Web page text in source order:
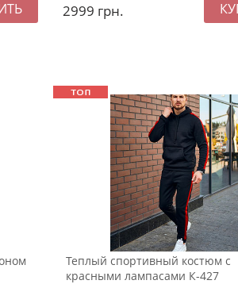
2999 грн.
Теплый спортивный костюм с
красными лампасами К-427